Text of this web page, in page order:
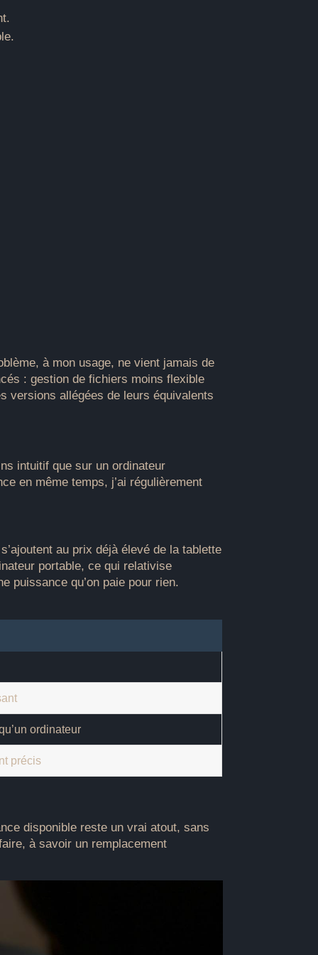
à mon usage, ne vient jamais de
: gestion de fichiers moins flexible
versions allégées de leurs équivalents
intuitif que sur un ordinateur
en même temps, j’ai régulièrement
au prix déjà élevé de la tablette
portable, ce qui relativise
puissance qu’on paie pour rien.
ordinateur
précis
disponible reste un vrai atout, sans
à savoir un remplacement